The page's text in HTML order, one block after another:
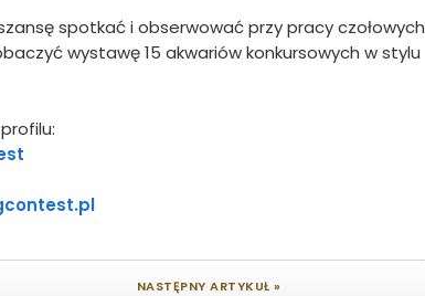
spotkać i obserwować przy pracy czołowych
wystawę 15 akwariów konkursowych w stylu
NASTĘPNY ARTYKUŁ »